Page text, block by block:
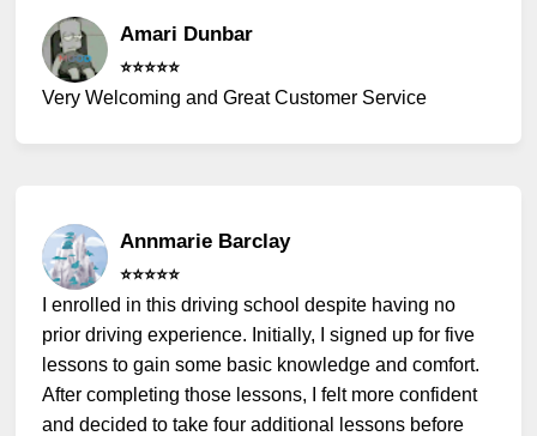
Amari Dunbar
⭐️⭐️⭐️⭐️⭐️
Very Welcoming and Great Customer Service
Annmarie Barclay
⭐️⭐️⭐️⭐️⭐️
I enrolled in this driving school despite having no
prior driving experience. Initially, I signed up for five
lessons to gain some basic knowledge and comfort.
After completing those lessons, I felt more confident
and decided to take four additional lessons before